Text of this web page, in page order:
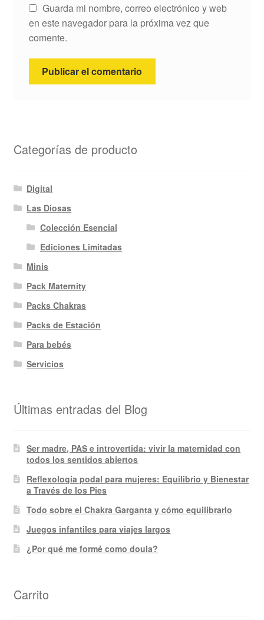
Guarda mi nombre, correo electrónico y web
en este navegador para la próxima vez que
comente.
Categorías de producto
Digital
Las Diosas
Colección Esencial
Ediciones Limitadas
Minis
Pack Maternity
Packs Chakras
Packs de Estación
Para bebés
Servicios
Últimas entradas del Blog
Ser madre, PAS e introvertida: vivir la maternidad con
todos los sentidos abiertos
Reflexologia podal para mujeres: Equilibrio y Bienestar
a Través de los Pies
Todo sobre el Chakra Garganta y cómo equilibrarlo
Juegos infantiles para viajes largos
¿Por qué me formé como doula?
Carrito